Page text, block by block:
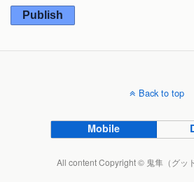
Publish
Back to top
Mobile
All content Copyright © 鬼隼（グッ